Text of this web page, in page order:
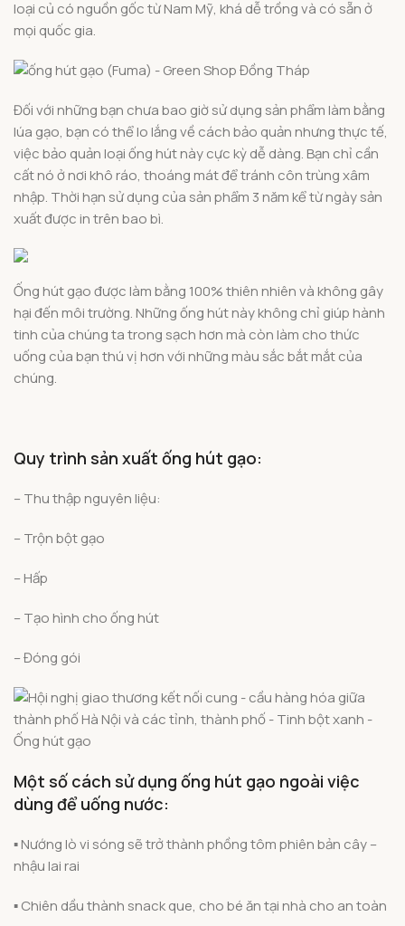
loại củ có nguồn gốc từ Nam Mỹ, khá dễ trồng và có sẵn ở
mọi quốc gia.
Đối với những bạn chưa bao giờ sử dụng sản phẩm làm bằng
lúa gạo, bạn có thể lo lắng về cách bảo quản nhưng thực tế,
việc bảo quản loại ống hút này cực kỳ dễ dàng. Bạn chỉ cần
cất nó ở nơi khô ráo, thoáng mát để tránh côn trùng xâm
nhập. Thời hạn sử dụng của sản phẩm 3 năm kể từ ngày sản
xuất được in trên bao bì.
Ống hút gạo được làm bằng 100% thiên nhiên và không gây
hại đến môi trường. Những ống hút này không chỉ giúp hành
tinh của chúng ta trong sạch hơn mà còn làm cho thức
uống của bạn thú vị hơn với những màu sắc bắt mắt của
chúng.
Quy trình sản xuất ống hút gạo:
– Thu thập nguyên liệu:
– Trộn bột gạo
– Hấp
– Tạo hình cho ống hút
– Đóng gói
Một số cách sử dụng ống hút gạo ngoài việc
dùng để uống nước:
▪️ Nướng lò vi sóng sẽ trở thành phồng tôm phiên bản cây –
nhậu lai rai
▪️ Chiên dầu thành snack que, cho bé ăn tại nhà cho an toàn